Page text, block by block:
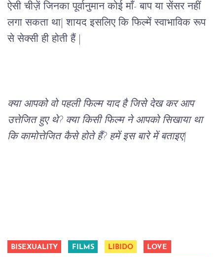
ऐसी चीज़ें जिनका पूर्वानुमान कोई माँ- बाप या सेंसर नहीं
लगा सकता था शायद इसलिए कि फिल्में स्वाभाविक रूप
से सेक्सी ही होती हैं
क्या आपको वो पहली फिल्म याद है जिसे देख कर आप
उत्तेजित हुए थे? क्या किसी फिल्म ने आपको सिखाया था
कि कामोत्तेजित कैसे होते हैं? हमें इस बारे में बताइए|
BISEXUALITY FILMS LIBIDO LOVE